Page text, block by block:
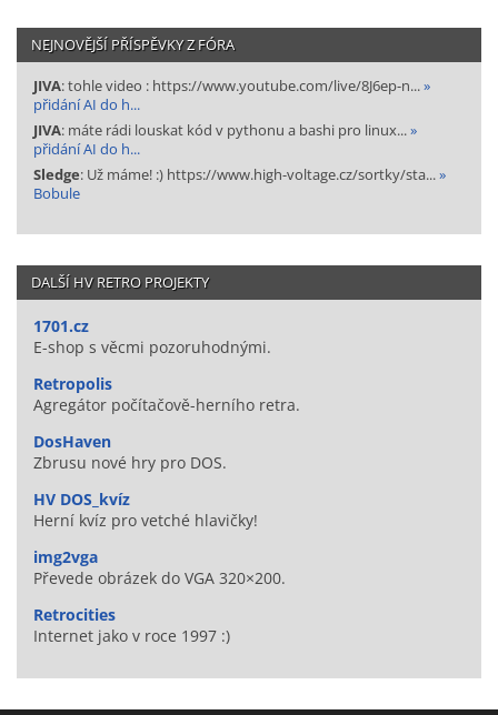
NEJNOVĚJŠÍ PŘÍSPĚVKY Z FÓRA
JIVA: tohle video : https://www.youtube.com/live/8J6ep-n...»
přidání AI do h...
JIVA: máte rádi louskat kód v pythonu a bashi pro linux...»
přidání AI do h...
Sledge: Už máme! :) https://www.high-voltage.cz/sortky/sta...»
Bobule
DALŠÍ HV RETRO PROJEKTY
1701.cz
E-shop s věcmi pozoruhodnými.
Retropolis
Agregátor počítačově-herního retra.
DosHaven
Zbrusu nové hry pro DOS.
HV DOS_kvíz
Herní kvíz pro vetché hlavičky!
img2vga
Převede obrázek do VGA 320×200.
Retrocities
Internet jako v roce 1997 :)